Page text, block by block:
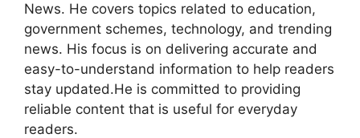
News. He covers topics related to education,
government schemes, technology, and trending
news. His focus is on delivering accurate and
easy-to-understand information to help readers
stay updated.He is committed to providing
reliable content that is useful for everyday
readers.